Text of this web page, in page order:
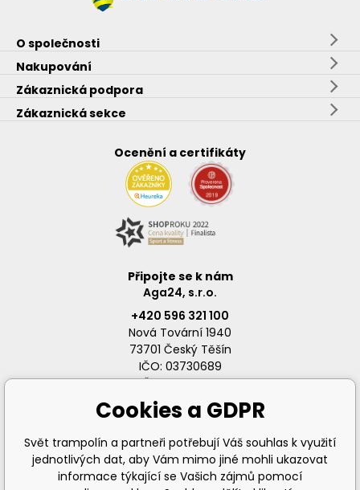
O společnosti
Nakupování
Zákaznická podpora
Zákaznická sekce
Ocenění a certifikáty
Připojte se k nám
Aga24, s.r.o.
+420 596 321 100
Nová Tovární 1940
73701 Český Těšín
IČO: 03730689
DIČ: CZ03730689
info@svet-trampolin.cz
Cookies a GDPR
Svět trampolín a partneři potřebují Váš souhlas k využití
jednotlivých dat, aby Vám mimo jiné mohli ukazovat
informace týkající se Vašich zájmů pomocí